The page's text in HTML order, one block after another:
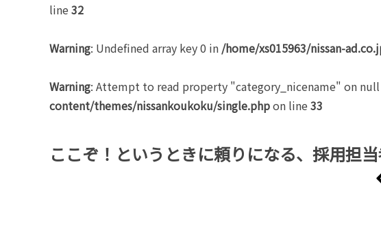
line32
Warning: Undefined array key 0 in /home/xs015963/nissan-
Warning: Attempt to read property "category_nicename" on
content/themes/nissankoukoku/single.phpon line33
ここぞ！というときに頼りになる、採用担当